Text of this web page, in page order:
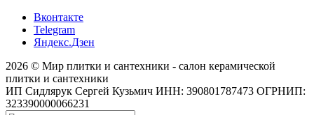
Вконтакте
Telegram
Яндекс.Дзен
2026 © Мир плитки и сантехники - салон керамической
плитки и сантехники
ИП Сидлярук Сергей Кузьмич ИНН: 390801787473 ОГРНИП:
323390000066231